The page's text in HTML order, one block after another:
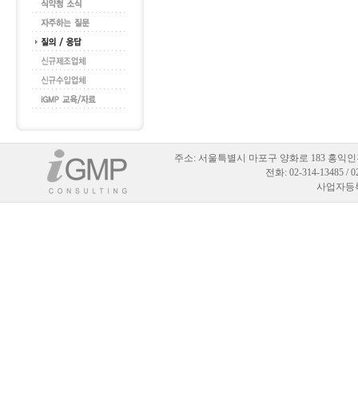
주소: 서울특별시 마포구 양화로 183 홍익
전화: 02-314-13485 /
사업자등